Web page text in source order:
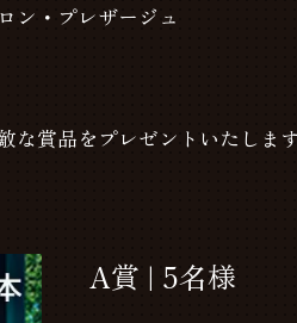
ン・プレザージュ
賞品をプレゼントいたします
A賞 | 5名様